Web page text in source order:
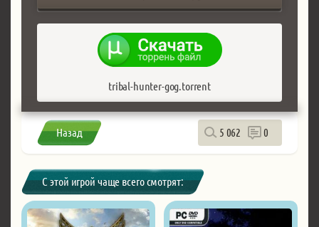
tribal-hunter-gog.torrent
Назад 5 062 0
С этой игрой чаще всего смотрят: